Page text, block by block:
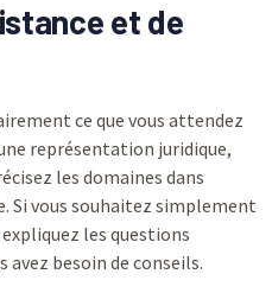
et de
ce que vous attendez
représentation juridique,
les domaines dans
Si vous souhaitez simplement
les questions
avez besoin de conseils.